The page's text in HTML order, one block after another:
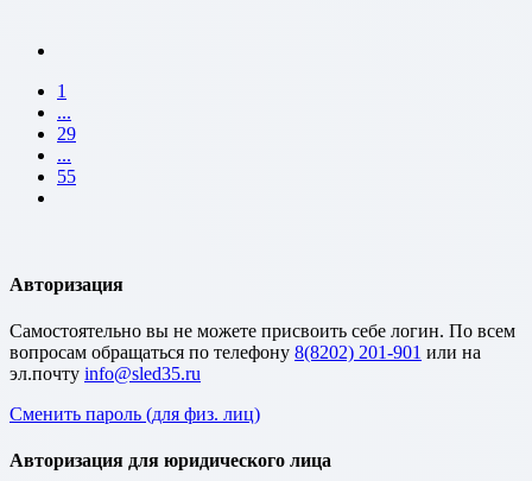
1
...
29
...
55
Авторизация
Cамостоятельно вы не можете присвоить себе логин. По всем
вопросам обращаться по телефону 8(8202) 201-901 или на
эл.почту
Сменить пароль (для физ. лиц)
Авторизация для юридического лица